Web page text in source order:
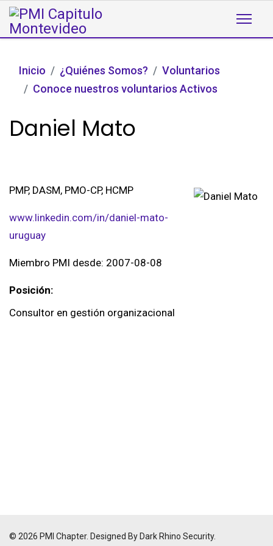
Inicio ¿Quiénes Somos?
Voluntarios
Conoce nuestros voluntarios Activos
Daniel Mato
PMP, DASM, PMO-CP, HCMP
www.linkedin.com/in/daniel-mato-
uruguay
Miembro PMI desde: 2007-08-08
Posición:
Consultor en gestión organizacional
© 2026 PMI Chapter. Designed By Dark Rhino Security.